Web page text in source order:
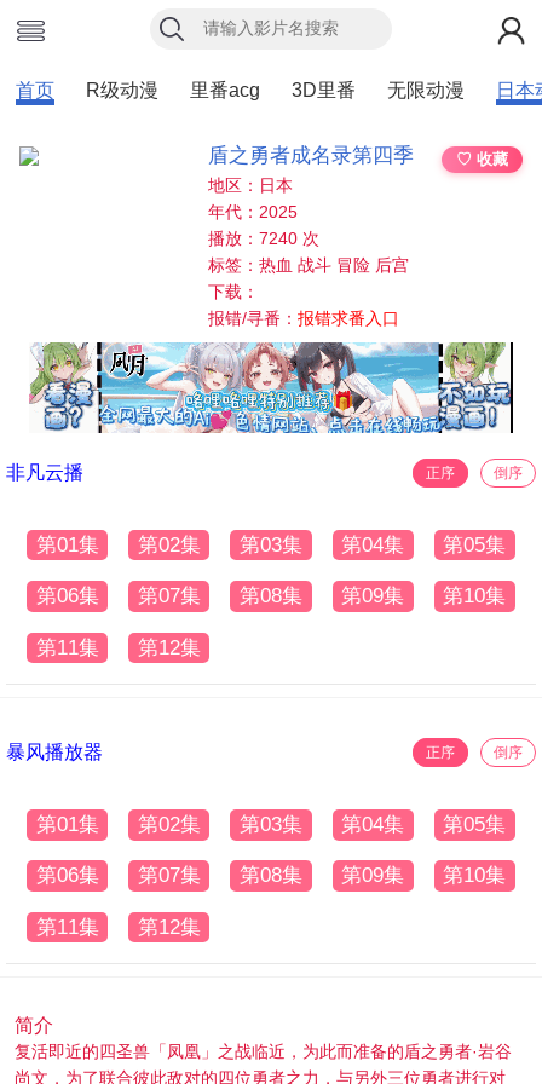
首页 R级动漫 里番acg 3D里番 无限动漫 日本
盾之勇者成名录第四季
♡ 收藏
地区：日本
年代：2025
播放：7240 次
标签：热血 战斗 冒险 后宫
下载：
报错/寻番：报错求番入口
非凡云播 正序 倒序
第01集 第02集 第03集 第04集 第05集
第06集 第07集 第08集 第09集 第10集
第11集 第12集
暴风播放器 正序 倒序
第01集 第02集 第03集 第04集 第05集
第06集 第07集 第08集 第09集 第10集
第11集 第12集
简介
复活即近的四圣兽「凤凰」之战临近，为此而准备的盾之勇者·岩谷
尚文，为了联合彼此敌对的四位勇者之力，与另外三位勇者进行对